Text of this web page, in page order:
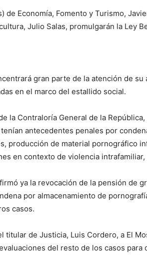
de Economía, Fomento y Turismo,
Julio Salas, promulgarán la Ley
gran parte de la atención de su
en el marco del estallido social.
la Contraloría General de la
antecedentes penales por
producción de material pornográfico
en contexto de violencia
ya la revocación de la pensión de
por almacenamiento de
casos.
titular de Justicia, Luis Cordero, a El
del resto de los casos para